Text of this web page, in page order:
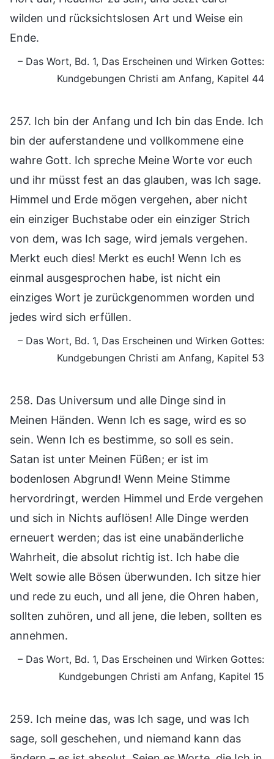
wilden und rücksichtslosen Art und Weise ein
Ende.
– Das Wort, Bd. 1, Das Erscheinen und Wirken Gottes:
Kundgebungen Christi am Anfang, Kapitel 44
257. Ich bin der Anfang und Ich bin das Ende. Ich
bin der auferstandene und vollkommene eine
wahre Gott. Ich spreche Meine Worte vor euch
und ihr müsst fest an das glauben, was Ich sage.
Himmel und Erde mögen vergehen, aber nicht
ein einziger Buchstabe oder ein einziger Strich
von dem, was Ich sage, wird jemals vergehen.
Merkt euch dies! Merkt es euch! Wenn Ich es
einmal ausgesprochen habe, ist nicht ein
einziges Wort je zurückgenommen worden und
jedes wird sich erfüllen.
– Das Wort, Bd. 1, Das Erscheinen und Wirken Gottes:
Kundgebungen Christi am Anfang, Kapitel 53
258. Das Universum und alle Dinge sind in
Meinen Händen. Wenn Ich es sage, wird es so
sein. Wenn Ich es bestimme, so soll es sein.
Satan ist unter Meinen Füßen; er ist im
bodenlosen Abgrund! Wenn Meine Stimme
hervordringt, werden Himmel und Erde vergehen
und sich in Nichts auflösen! Alle Dinge werden
erneuert werden; das ist eine unabänderliche
Wahrheit, die absolut richtig ist. Ich habe die
Welt sowie alle Bösen überwunden. Ich sitze hier
und rede zu euch, und all jene, die Ohren haben,
sollten zuhören, und all jene, die leben, sollten es
annehmen.
– Das Wort, Bd. 1, Das Erscheinen und Wirken Gottes:
Kundgebungen Christi am Anfang, Kapitel 15
259. Ich meine das, was Ich sage, und was Ich
sage, soll geschehen, und niemand kann das